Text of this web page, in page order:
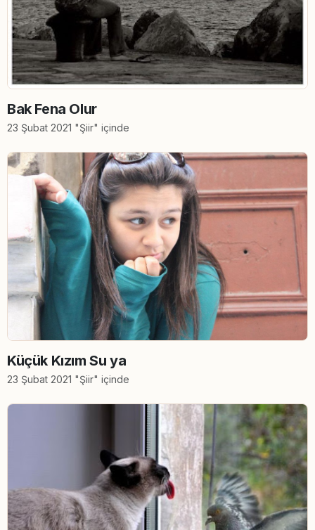
Bak Fena Olur
23 Şubat 2021 "Şiir" içinde
Küçük Kızım Su ya
23 Şubat 2021 "Şiir" içinde